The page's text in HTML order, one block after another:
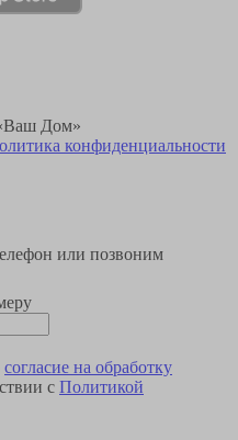
Дом»
конфиденциальности
или позвоним
согласие на обработку
с Политикой